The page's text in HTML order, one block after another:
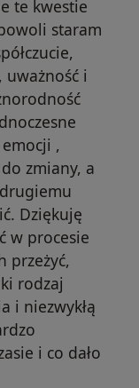
te kwestie
staram
uważność i
,
zmiany, a
Dziękuję
w procesie
przeżyć,
rodzaj
i niezwykłą
i co dało